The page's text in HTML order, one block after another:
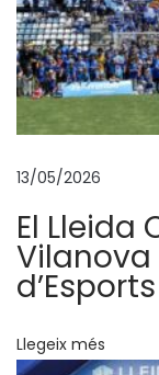
b
o
n
a
e
t
s
2
-
13/05/2026
El Lleida
Llegeix més